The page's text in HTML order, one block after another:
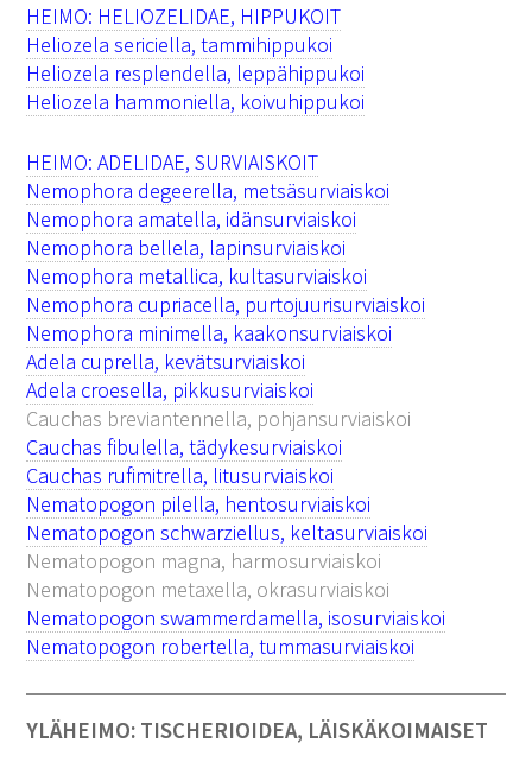
HEIMO: HELIOZELIDAE, HIPPUKOIT
Heliozela sericiella, tammihippukoi
Heliozela resplendella, leppähippukoi
Heliozela hammoniella, koivuhippukoi
HEIMO: ADELIDAE, SURVIAISKOIT
Nemophora degeerella, metsäsurviaiskoi
Nemophora amatella, idänsurviaiskoi
Nemophora bellela, lapinsurviaiskoi
Nemophora metallica, kultasurviaiskoi
Nemophora cupriacella, purtojuurisurviaiskoi
Nemophora minimella, kaakonsurviaiskoi
Adela cuprella, kevätsurviaiskoi
Adela croesella, pikkusurviaiskoi
Cauchas breviantennella, pohjansurviaiskoi
Cauchas fibulella, tädykesurviaiskoi
Cauchas rufimitrella, litusurviaiskoi
Nematopogon pilella, hentosurviaiskoi
Nematopogon schwarziellus, keltasurviaiskoi
Nematopogon magna, harmosurviaiskoi
Nematopogon metaxella, okrasurviaiskoi
Nematopogon swammerdamella, isosurviaiskoi
Nematopogon robertella, tummasurviaiskoi
YLÄHEIMO: TISCHERIOIDEA, LÄISKÄKOIMAISET